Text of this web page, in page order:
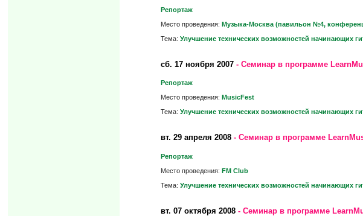
Репортаж
Место проведения: Музыка-Москва (павильон №4,
Тема: Улучшение технических возможностей начинающих
сб. 17 ноября 2007- Семинар в программе
Репортаж
Место проведения: MusicFest
Тема: Улучшение технических возможностей начинающих
вт. 29 апреля 2008- Семинар в программе
Репортаж
Место проведения: FM Club
Тема: Улучшение технических возможностей начинающих
вт. 07 октября 2008- Семинар в программе